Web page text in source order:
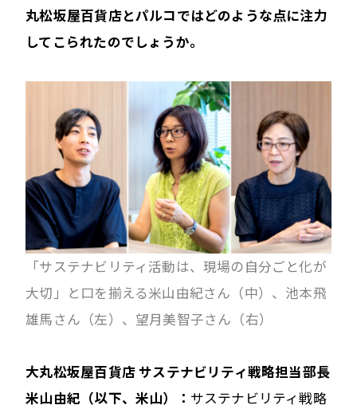
丸松坂屋百貨店とパルコではどのような点に注力
してこられたのでしょうか。
「サステナビリティ活動は、現場の自分ごと化が
大切」と口を揃える米山由紀さん（中）、池本飛
雄馬さん（左）、望月美智子さん（右）
大丸松坂屋百貨店 サステナビリティ戦略担当部長
米山由紀（以下、米山）： サステナビリティ戦略